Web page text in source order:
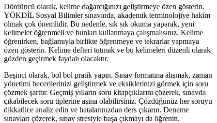
Dördüncü olarak, kelime dağarcığınızı geliştirmeye özen gösterin.
YÖKDİL Sosyal Bilimler sınavında, akademik terminolojiye hakim
olmak çok önemlidir. Bu nedenle, sık sık okuma yaparak, yeni
kelimeler öğrenmeli ve bunları kullanmaya çalışmalısınız. Kelime
öğrenirken, bağlamıyla birlikte öğrenmeye ve tekrarlar yapmaya
özen gösterin. Kelime defteri tutmak ve bu kelimeleri düzenli olarak
gözden geçirmek faydalı olacaktır.
Beşinci olarak, bol bol pratik yapın. Sınav formatına alışmak, zaman
yönetimi becerilerinizi geliştirmek ve eksiklerinizi görmek için soru
çözmek şarttır. Geçmiş yılların soru kitapçıklarını çözerek, sınavda
çıkabilecek soru tiplerine aşina olabilirsiniz. Çözdüğünüz her soruyu
dikkatlice analiz edin ve hatalarınızdan ders çıkarın. Deneme
sınavları çözerek, sınav stresiyle başa çıkmayı da öğrenin.